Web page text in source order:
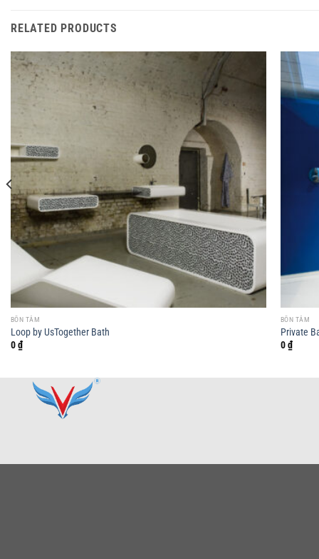
RELATED PRODUCTS
BỒN TẮM
Loop by UsTogether Bath
0₫
BỒN TẮM
Private
0₫